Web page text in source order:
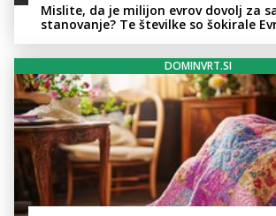
Mislite, da je milijon evrov dovolj za
stanovanje? Te številke so šokirale
DOMINVRT.SI